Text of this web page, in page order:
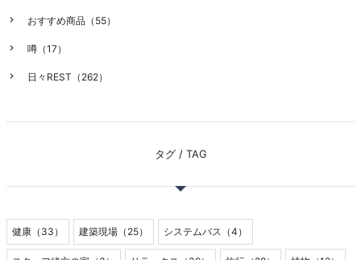
おすすめ商品（55）
噂（17）
日々REST（262）
タグ / TAG
健康（33） 建築現場（25） システムバス（4）